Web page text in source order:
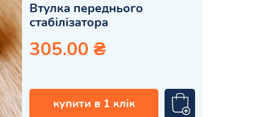
Втулка переднього
стабілізатора
305.00 ₴
купити в 1 клік